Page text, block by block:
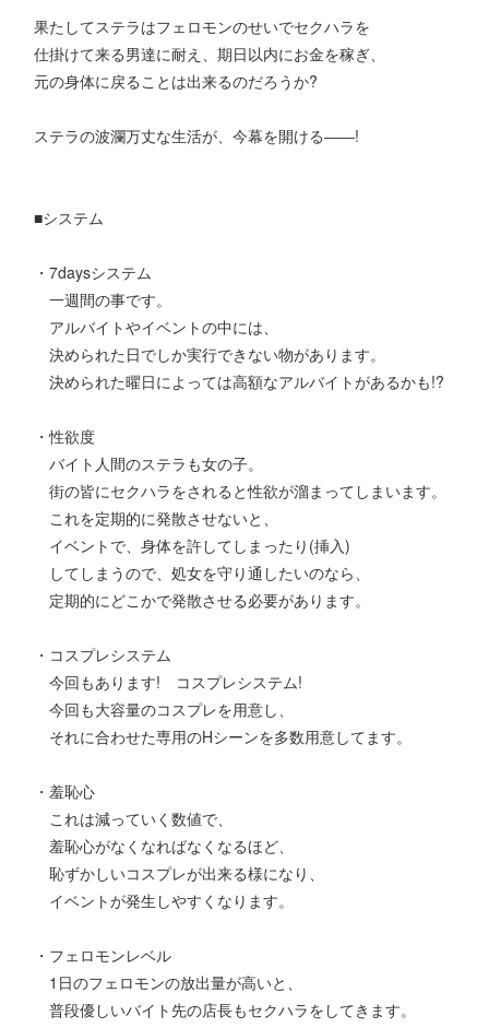
果たしてステラはフェロモンのせいでセクハラを
仕掛けて来る男達に耐え、期日以内にお金を稼ぎ、
元の身体に戻ることは出来るのだろうか?
ステラの波瀾万丈な生活が、今幕を開ける――!
■システム
・7daysシステム
一週間の事です。
アルバイトやイベントの中には、
決められた日でしか実行できない物があります。
決められた曜日によっては高額なアルバイトがあるかも!?
・性欲度
バイト人間のステラも女の子。
街の皆にセクハラをされると性欲が溜まってしまいます。
これを定期的に発散させないと、
イベントで、身体を許してしまったり(挿入)
してしまうので、処女を守り通したいのなら、
定期的にどこかで発散させる必要があります。
・コスプレシステム
今回もあります! コスプレシステム!
今回も大容量のコスプレを用意し、
それに合わせた専用のHシーンを多数用意してます。
・羞恥心
これは減っていく数値で、
羞恥心がなくなればなくなるほど、
恥ずかしいコスプレが出来る様になり、
イベントが発生しやすくなります。
・フェロモンレベル
1日のフェロモンの放出量が高いと、
普段優しいバイト先の店長もセクハラをしてきます。